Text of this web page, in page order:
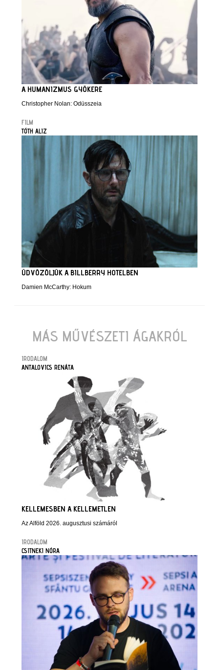
A HUMANIZMUS GYÖKERE
Christopher Nolan: Odüsszeia
FILM
TÓTH ALIZ
ÜDVÖZÖLJÜK A BILLBERRY HOTELBEN
Damien McCarthy: Hokum
MÁS MŰVÉSZETI ÁGAKRÓL
IRODALOM
ANTALOVICS RENÁTA
KELLEMESBEN A KELLEMETLEN
Az Alföld 2026. augusztusi számáról
IRODALOM
CSITNEKI NÓRA